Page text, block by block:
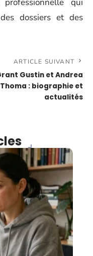
dossiers et des
ARTICLE SUIVANT
Gustin et Andrea
Thoma : biographie et
actualités